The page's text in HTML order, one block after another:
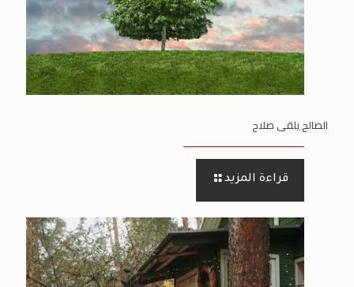
الصالح يلقى صلاح
قراءة المزيد